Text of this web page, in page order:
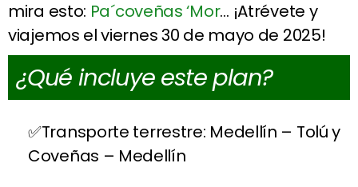
mira esto: Pa´coveñas ‘Mor… ¡Atrévete y
viajemos el viernes 30 de mayo de 2025!
¿Qué incluye este plan?
Transporte terrestre: Medellín – Tolú y
Coveñas – Medellín